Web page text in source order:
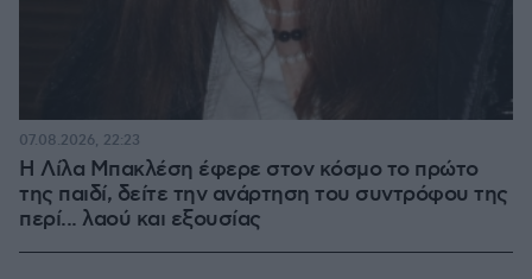
Η Λίλα Μπακλέση έφερε στον κόσμο το πρώτο
της παιδί, δείτε την ανάρτηση του συντρόφου της
περί... λαού και εξουσίας
07.08.2026, 22:23